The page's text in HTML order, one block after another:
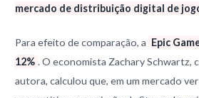
mercado de distribuição digital de
Para efeito de comparação, a Epic
12% . O economista Zachary Schwartz,
autora, calculou que, em um mercado